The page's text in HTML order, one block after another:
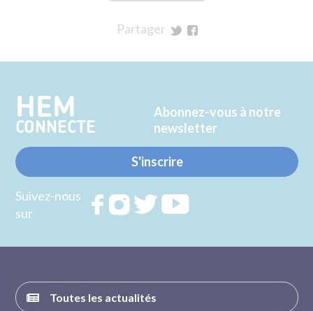
Partager
Twitter
Facebook
HEM
CONNECTE
Abonnez-vous à notre
newsletter
S'inscrire
Suivez-nous
sur
RejoignezRejoignezRejoignez
Toutes les actualités